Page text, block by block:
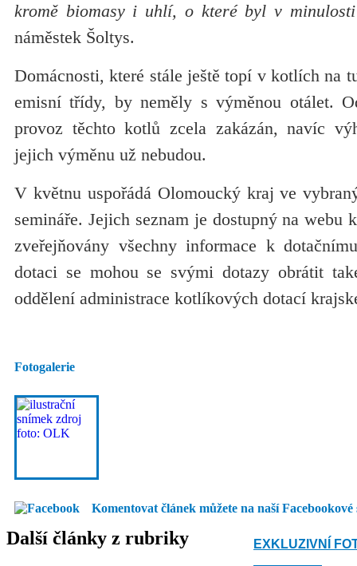
kromě biomasy i uhlí, o které byl v
náměstek Šoltys.
Domácnosti, které stále ještě topí v kotlích na
emisní třídy, by neměly s výměnou otálet.
provoz těchto kotlů zcela zakázán, navíc
jejich výměnu už nebudou.
V květnu uspořádá Olomoucký kraj ve
semináře. Jejich seznam je dostupný na webu
zveřejňovány všechny informace k
dotaci se mohou se svými dotazy obrátit
oddělení administrace kotlíkových dotací
Fotogalerie
Komentovat článek můžete na naší Facebookové
Další články z rubriky EXKLUZIVNÍ